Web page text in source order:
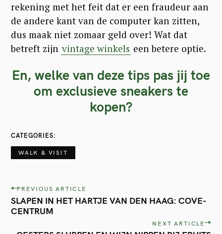
rekening met het feit dat er een fraudeur aan
de andere kant van de computer kan zitten,
dus maak niet zomaar geld over! Wat dat
betreft zijn vintage winkels een betere optie.
En, welke van deze tips pas jij toe
om exclusieve sneakers te
kopen?
CATEGORIES
WALK & VISIT
P
o
PREVIOUS ARTICLE
SLAPEN IN HET HARTJE VAN DEN HAAG: COVE-
CENTRUM
NEXT ARTICLE